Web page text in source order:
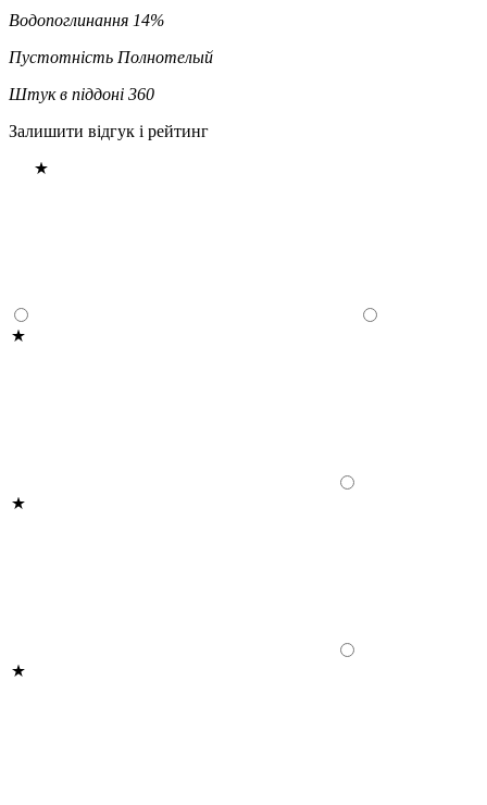
Водопоглинання 14%
Пустотність Полнотелый
Штук в піддоні 360
Залишити відгук і рейтинг